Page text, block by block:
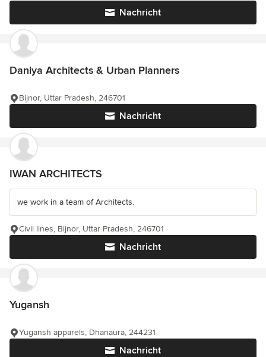
Nachricht
Daniya Architects & Urban Planners
Nachricht
Bijnor, Uttar Pradesh, 246701
IWAN ARCHITECTS
we work in a team of Architects.
Nachricht
Civil lines, Bijnor, Uttar Pradesh, 246701
Yugansh
Nachricht
Yugansh apparels, Dhanaura, 244231